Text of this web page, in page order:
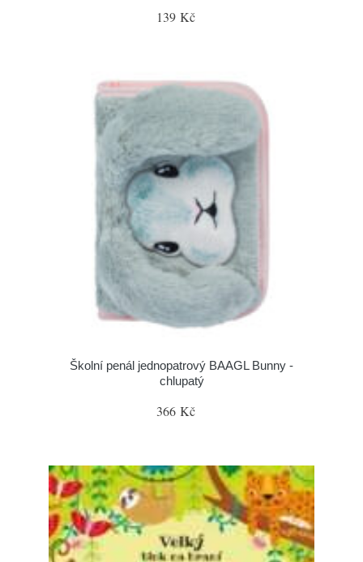
139 Kč
Školní penál jednopatrový BAAGL Bunny -
chlupatý
366 Kč